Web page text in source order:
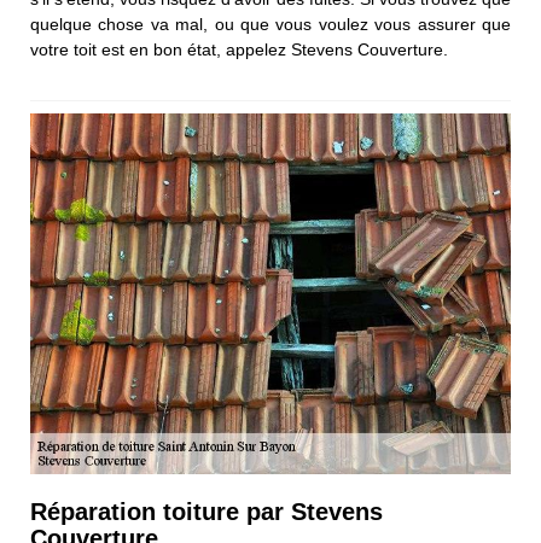
quelque chose va mal, ou que vous voulez vous assurer que
votre toit est en bon état, appelez Stevens Couverture.
Réparation toiture par Stevens